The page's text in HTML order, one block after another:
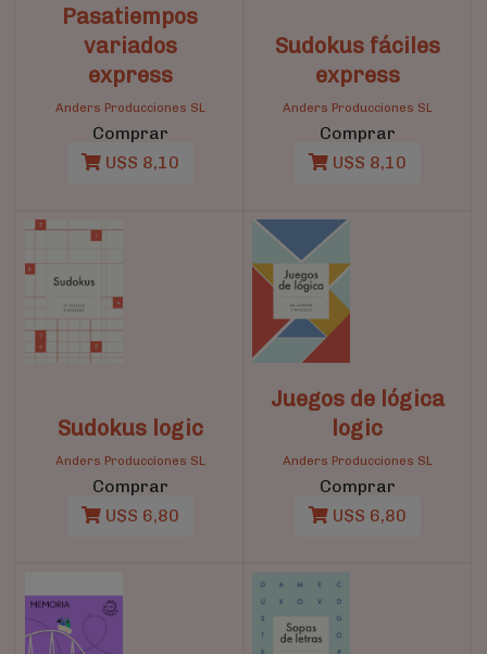
Pasatiempos
variados
express
Anders Producciones SL
Comprar
U$S 8,10
Sudokus fáciles
express
Anders Producciones SL
Comprar
U$S 8,10
Sudokus logic
Anders Producciones SL
Comprar
U$S 6,80
Juegos de lógica
logic
Anders Producciones SL
Comprar
U$S 6,80